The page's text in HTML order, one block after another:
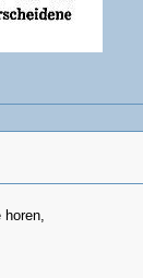
horen,